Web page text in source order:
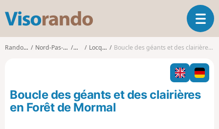
s
o
o
O
u
v
i
r
l
a
Randonnées Nord-Pas-de-Calais NordLocquignol Boucle des géants et des clairières en Forêt de Mormal
Boucle des géants et des clairières
en Forêt de Mormal